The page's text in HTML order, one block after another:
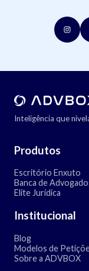
Inteligência que
Produtos
Escritório Enxuto
Banca de
Elite Jurídica
Institucional
Blog
Modelos de
Sobre a ADVBOX